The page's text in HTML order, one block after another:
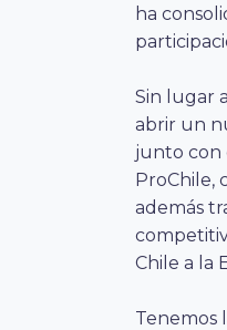
ha
Sin lugar
abrir un
junto con
ProChile,
además
Chile a la
Tenemos